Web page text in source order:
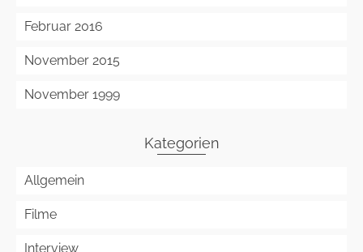
Februar 2016
November 2015
November 1999
Kategorien
Allgemein
Filme
Interview